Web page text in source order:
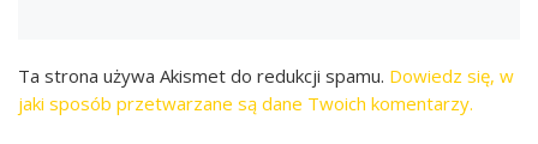
Ta strona używa Akismet do redukcji spamu. Dowiedz się, w
jaki sposób przetwarzane są dane Twoich komentarzy.